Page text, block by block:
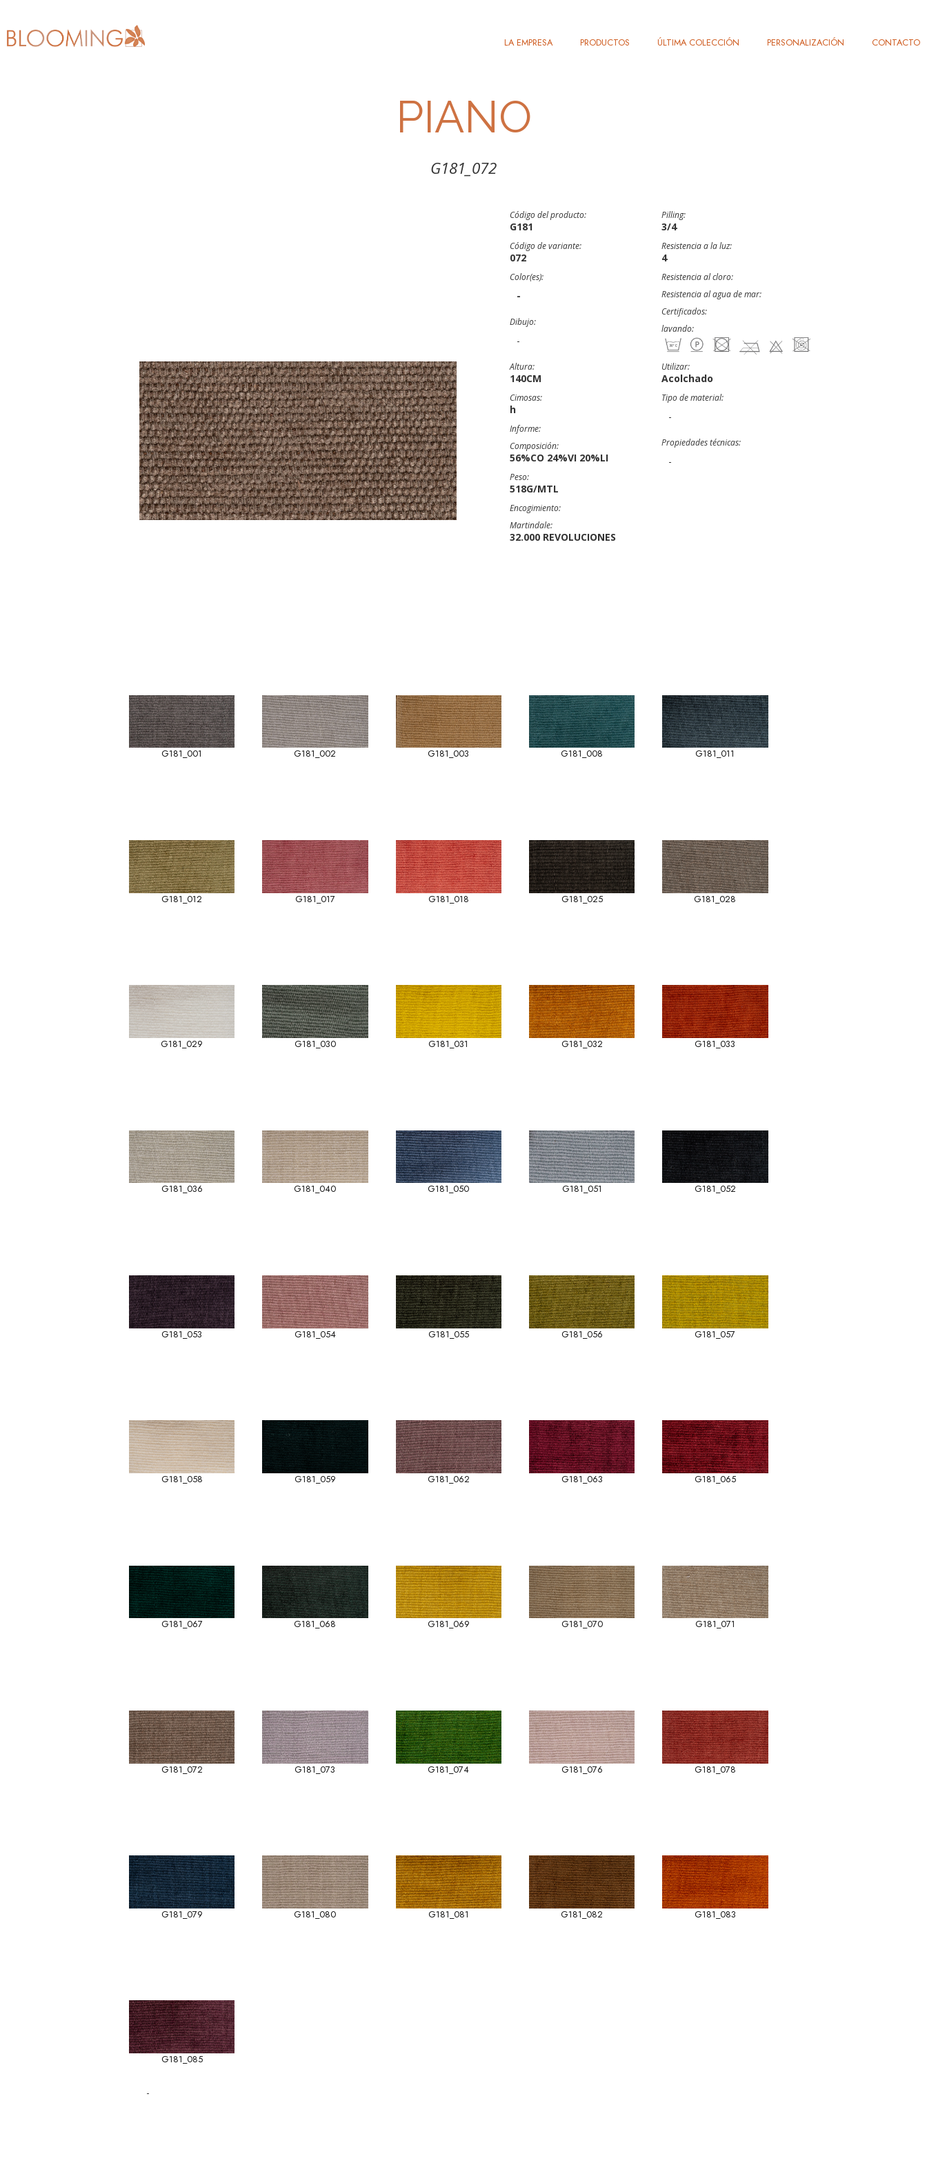
LA EMPRESA PRODUCTOS ÚLTIMA COLECCIÓN PERSONALIZACIÓN CONTACTO
PIANO
G181_072
Código del producto:
G181
Código de variante:
072
Color(es):
-
Dibujo:
-
Altura:
140CM
Cimosas:
h
Informe:
Composición:
56%CO 24%VI 20%LI
Peso:
518G/MTL
Encogimiento:
Martindale:
32.000 REVOLUCIONES
Pilling:
3/4
Resistencia a la luz:
4
Resistencia al cloro:
Resistencia al agua de mar:
Certificados:
lavando:
Utilizar:
Acolchado
Tipo de material:
-
Propiedades técnicas:
-
G181_001 G181_002 G181_003 G181_008 G181_011
G181_012 G181_017 G181_018 G181_025 G181_028
G181_029 G181_030 G181_031 G181_032 G181_033
G181_036 G181_040 G181_050 G181_051 G181_052
G181_053 G181_054 G181_055 G181_056 G181_057
G181_058 G181_059 G181_062 G181_063 G181_065
G181_067 G181_068 G181_069 G181_070 G181_071
G181_072 G181_073 G181_074 G181_076 G181_078
G181_079 G181_080 G181_081 G181_082 G181_083
G181_085
-